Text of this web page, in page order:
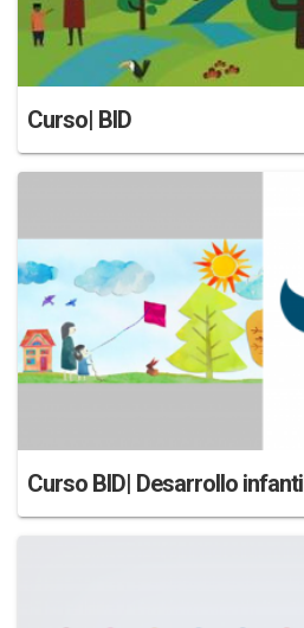
Curso| BID
Curso BID| Desarrollo infantil